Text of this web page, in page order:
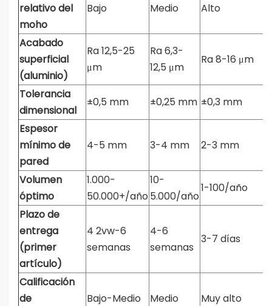
relativo del
moho
Bajo Medio Alto
Acabado
superficial
(aluminio)
Ra 12,5-25
μm
Ra 6,3-
12,5 μm
Ra 8-16 μm
Tolerancia
dimensional
±0,5 mm ±0,25 mm ±0,3 mm
Espesor
mínimo de
pared
4-5 mm 3-4 mm 2-3 mm
Volumen
óptimo
1.000-
50.000+/año
10-
5.000/año
1-100/año
Plazo de
entrega
(primer
artículo)
4 2vw-6
semanas
4-6
semanas
3-7 días
Calificación
de
Bajo-Medio Medio Muy alto